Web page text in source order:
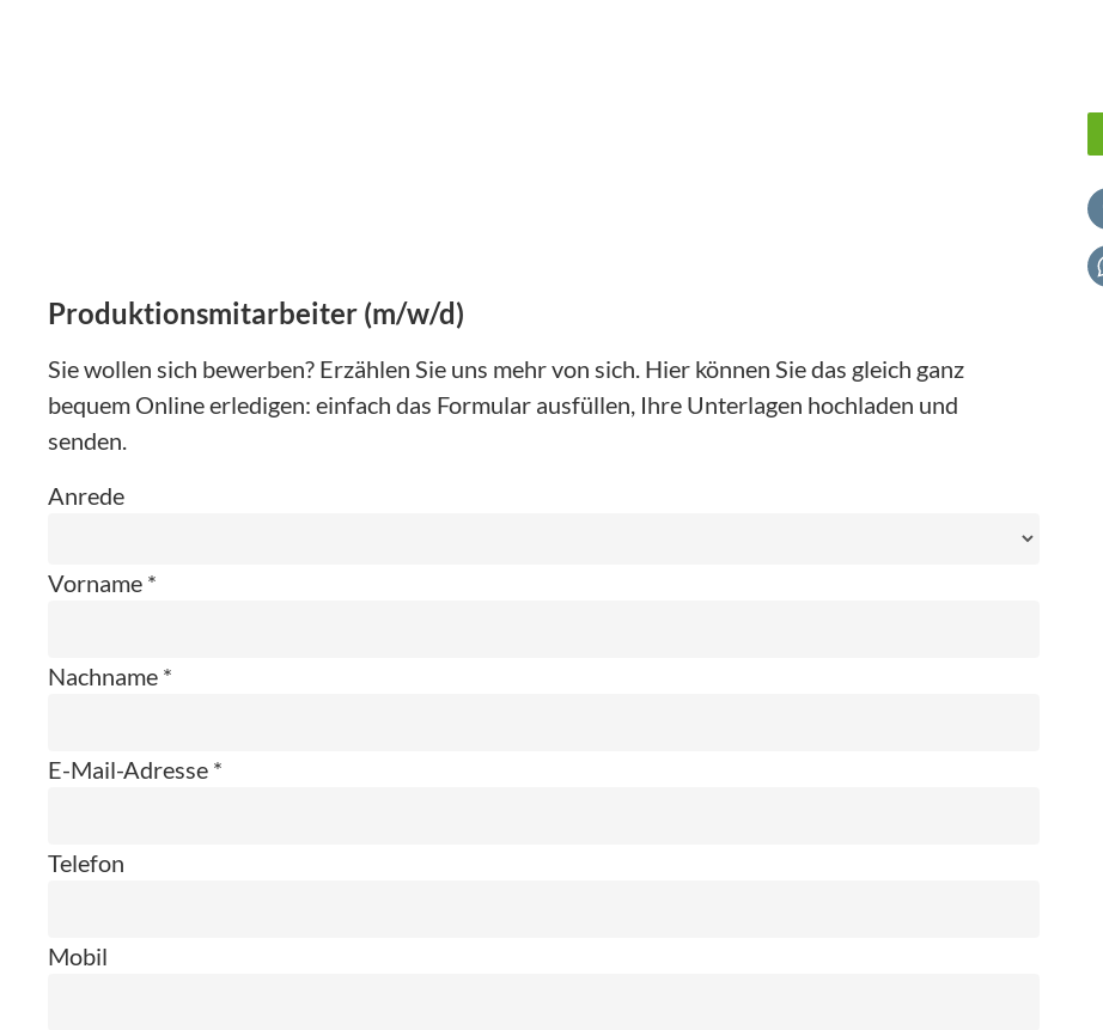
Produktionsmitarbeiter (m/w/d)
Sie wollen sich bewerben? Erzählen Sie uns mehr von sich. Hier können Sie das gleich ganz
bequem Online erledigen: einfach das Formular ausfüllen, Ihre Unterlagen hochladen und
senden.
Anrede
Vorname *
Nachname *
E-Mail-Adresse *
Telefon
Mobil